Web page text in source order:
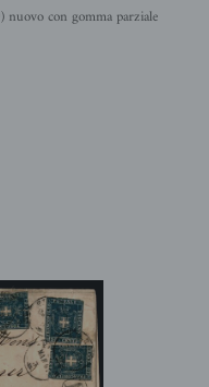
con gomma parziale